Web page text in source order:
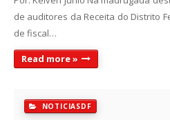
de auditores da Receita do Distrito
de fiscal…
Read more »
NOTICIASDF